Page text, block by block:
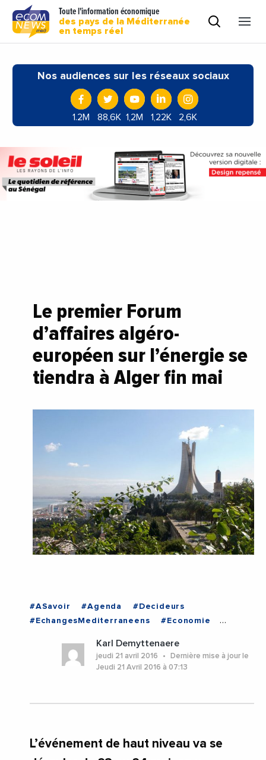
Toute l'information économique
des pays de la Méditerranée
en temps réel
Nos audiences sur les réseaux sociaux
1.2M 88,6K 1,2M 1,22K 2,6K
Le premier Forum
d’affaires algéro-
européen sur l’énergie se
tiendra à Alger fin mai
#ASavoir #Agenda
#Decideurs
#EchangesMediterraneens
#Economie
Karl Demyttenaere
jeudi 21 avril 2016
Dernière mise à jour le
Jeudi 21 Avril 2016 à 07:13
L’événement de haut niveau va se